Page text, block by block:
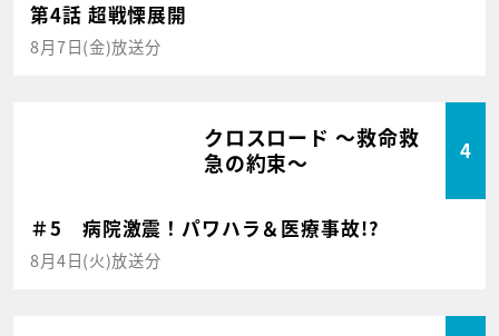
第4話 超戦慄展開
8月7日(金)放送分
クロスロード ～救命救
急の約束～
4
＃5 病院激震！パワハラ＆医療事故!?
8月4日(火)放送分